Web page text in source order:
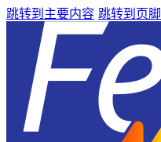
跳转到主要内容 跳转到页脚